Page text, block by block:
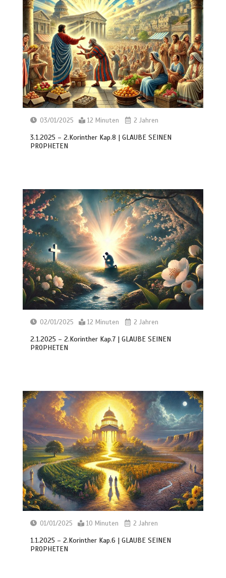
03/01/2025 12 Minuten 2 Jahren
3.1.2025 – 2.Korinther Kap.8 | GLAUBE SEINEN
PROPHETEN
02/01/2025 12 Minuten 2 Jahren
2.1.2025 – 2.Korinther Kap.7 | GLAUBE SEINEN
PROPHETEN
01/01/2025 10 Minuten 2 Jahren
1.1.2025 – 2.Korinther Kap.6 | GLAUBE SEINEN
PROPHETEN